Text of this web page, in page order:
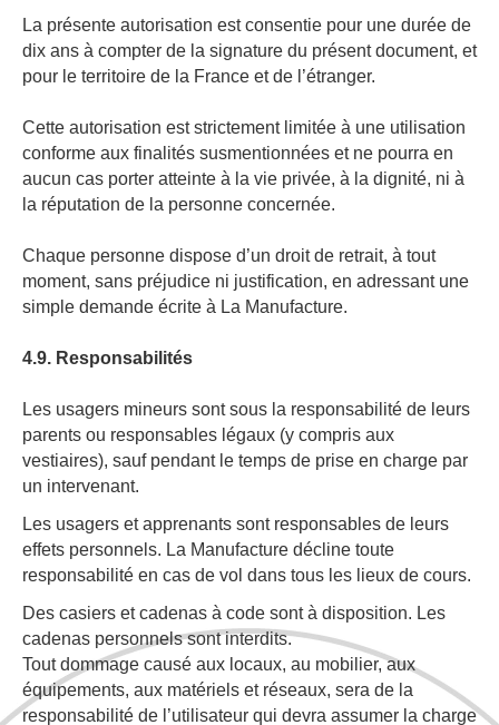
La présente autorisation est consentie pour une durée de
dix ans à compter de la signature du présent document, et
pour le territoire de la France et de l’étranger.
Cette autorisation est strictement limitée à une utilisation
conforme aux finalités susmentionnées et ne pourra en
aucun cas porter atteinte à la vie privée, à la dignité, ni à
la réputation de la personne concernée.
Chaque personne dispose d’un droit de retrait, à tout
moment, sans préjudice ni justification, en adressant une
simple demande écrite à La Manufacture.
4.9. Responsabilités
Les usagers mineurs sont sous la responsabilité de leurs
parents ou responsables légaux (y compris aux
vestiaires), sauf pendant le temps de prise en charge par
un intervenant.
Les usagers et apprenants sont responsables de leurs
effets personnels. La Manufacture décline toute
responsabilité en cas de vol dans tous les lieux de cours.
Des casiers et cadenas à code sont à disposition. Les
cadenas personnels sont interdits.
Tout dommage causé aux locaux, au mobilier, aux
équipements, aux matériels et réseaux, sera de la
responsabilité de l’utilisateur qui devra assumer la charge